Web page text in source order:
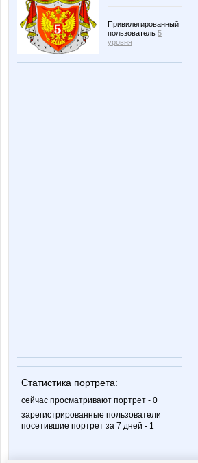
Привилегированный
пользователь 5
уровня
Статистика портрета:
сейчас просматривают портрет - 0
зарегистрированные пользователи
посетившие портрет за 7 дней - 1